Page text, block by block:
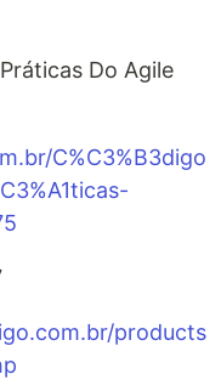
Do Agile
C%C3%B3digo
products